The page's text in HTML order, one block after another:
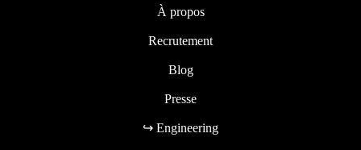
À propos
Recrutement
Blog
Presse
↪ Engineering